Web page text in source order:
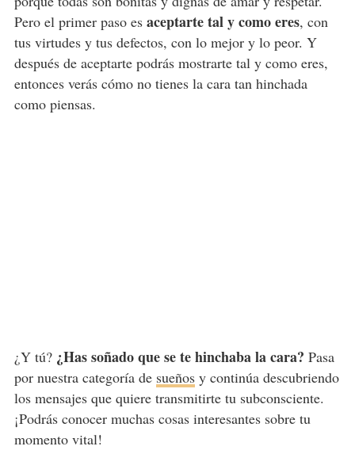
Pero el primer paso es aceptarte tal y como eres, con
tus virtudes y tus defectos, con lo mejor y lo peor. Y
después de aceptarte podrás mostrarte tal y como eres,
entonces verás cómo no tienes la cara tan hinchada
como piensas.
¿Y tú? ¿Has soñado que se te hinchaba la cara? Pasa
por nuestra categoría de sueñosy continúa descubriendo
los mensajes que quiere transmitirte tu subconsciente.
¡Podrás conocer muchas cosas interesantes sobre tu
momento vital!